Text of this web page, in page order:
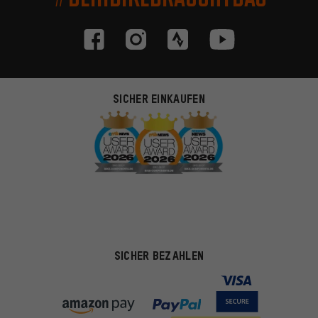
SICHER EINKAUFEN
SICHER BEZAHLEN